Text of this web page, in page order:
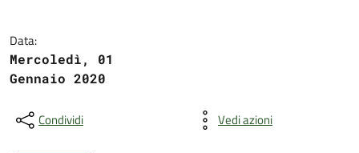
Data:
Mercoledì, 01
Gennaio 2020
Condividi Vedi azioni